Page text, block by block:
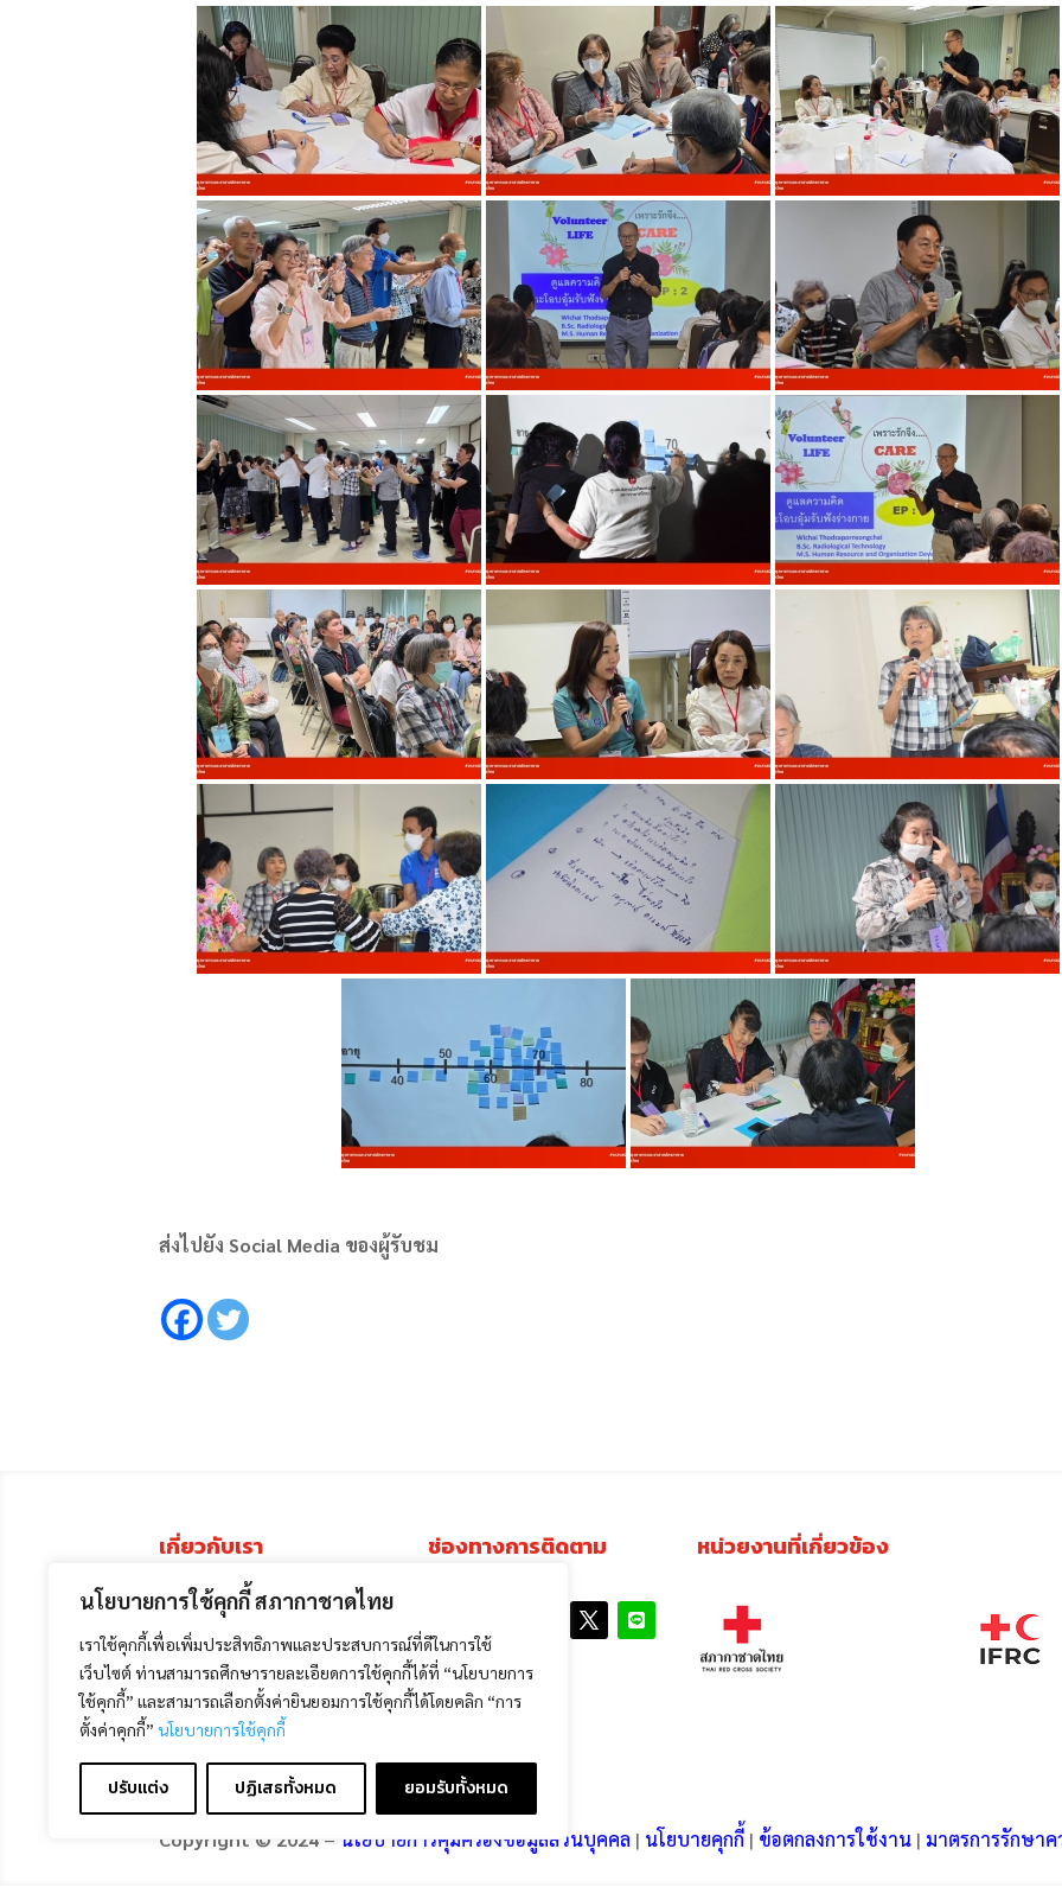
นโยบายการใช้คุกกี้ สภากาชาดไทย
เราใช้คุกกี้เพื่อเพิ่มประสิทธิภาพและประสบการณ์ที่ดีในการใช้
เว็บไซต์ ท่านสามารถศึกษารายละเอียดการใช้คุกกี้ได้ที่ “นโยบายการ
ใช้คุกกี้” และสามารถเลือกตั้งค่ายินยอมการใช้คุกกี้ได้โดยคลิก “การ
ตั้งค่าคุกกี้” นโยบายการใช้คุกกี้
ปรับแต่ง ปฏิเสธทั้งหมด ยอมรับทั้งหมด
ส่งไปยัง Social Media ของผู้รับชม
เกี่ยวกับเรา ช่องทางการติดตาม หน่วยงานที่เกี่ยวข้อง
ประวัติ
โครงสร้างการบริหาร
งาน
เป้าหมายและภารกิจ
Copyright © 2024 – นโยบายการคุ้มครองข้อมูลส่วนบุคคล | นโยบายคุกกี้ | ข้อตกลงการใช้งาน | มาตรการรักษา